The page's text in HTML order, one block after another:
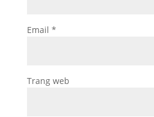
Email *
Trang web